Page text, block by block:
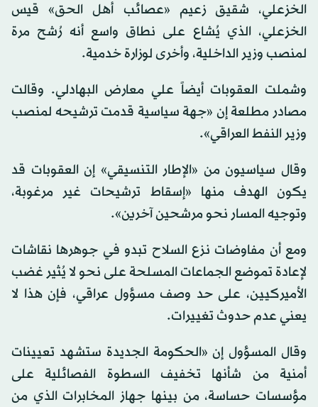
الخزعلي، شقيق زعيم «عصائب أهل الحق» قيس
الخزعلي، الذي يُشاع على نطاق واسع أنه رُشح مرة
لمنصب وزير الداخلية، وأخرى لوزارة خدمية.
وشملت العقوبات أيضاً علي معارض البهادلي. وقالت
مصادر مطلعة إن «جهة سياسية قدمت ترشيحه لمنصب
وزير النفط العراقي».
وقال سياسيون من «الإطار التنسيقي» إن العقوبات قد
يكون الهدف منها «إسقاط ترشيحات غير مرغوبة،
وتوجيه المسار نحو مرشحين آخرين».
ومع أن مفاوضات نزع السلاح تبدو في جوهرها نقاشات
لإعادة تموضع الجماعات المسلحة على نحو لا يُثير غضب
الأميركيين، على حد وصف مسؤول عراقي، فإن هذا لا
يعني عدم حدوث تغييرات.
وقال المسؤول إن «الحكومة الجديدة ستشهد تعيينات
أمنية من شأنها تخفيف السطوة الفصائلية على
مؤسسات حساسة، من بينها جهاز المخابرات الذي من